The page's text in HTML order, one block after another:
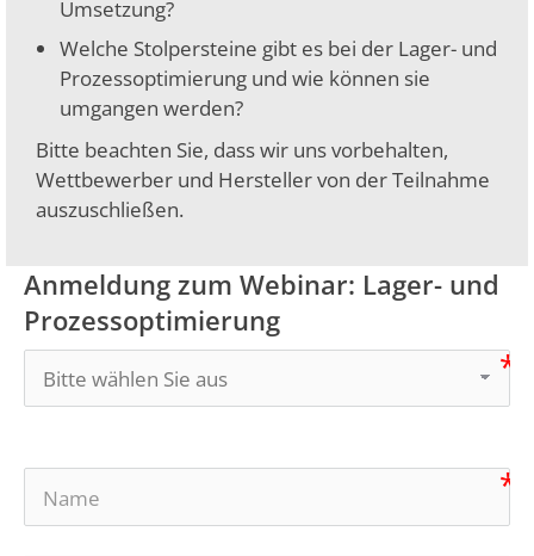
Umsetzung?
Welche Stolpersteine gibt es bei der Lager- und
Prozessoptimierung und wie können sie
umgangen werden?
Bitte beachten Sie, dass wir uns vorbehalten,
Wettbewerber und Hersteller von der Teilnahme
auszuschließen.
Anmeldung zum Webinar: Lager- und
Prozessoptimierung